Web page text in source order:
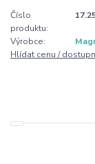
Číslo
produktu:
Výrobce:
Hlídat cenu /